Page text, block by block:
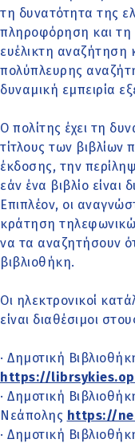
τη δυνατότητα της
πληροφόρηση και
ευέλικτη αναζήτηση
πολύπλευρης
δυναμική εμπειρία
Ο πολίτης έχει τη
τίτλους των βιβλίων
έκδοσης, την
εάν ένα βιβλίο είναι
Επιπλέον, οι
κράτηση
να τα αναζητήσουν
βιβλιοθήκη.
Οι ηλεκτρονικοί
είναι διαθέσιμοι
· Δημοτική
https://
· Δημοτική
Νεάπολης https://
· Δημοτική